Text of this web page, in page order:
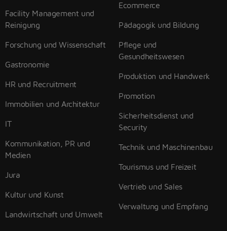
Facility Management und
Reinigung
Forschung und Wissenschaft
Gastronomie
HR und Recruitment
Immobilien und Architektur
IT
Kommunikation, PR und
Medien
Jura
Kultur und Kunst
Landwirtschaft und Umwelt
Ecommerce
Pädagogik und Bildung
Pflege und
Gesundheitswesen
Produktion und Handwerk
Promotion
Sicherheitsdienst und
Security
Technik und Maschinenbau
Tourismus und Freizeit
Vertrieb und Sales
Verwaltung und Empfang